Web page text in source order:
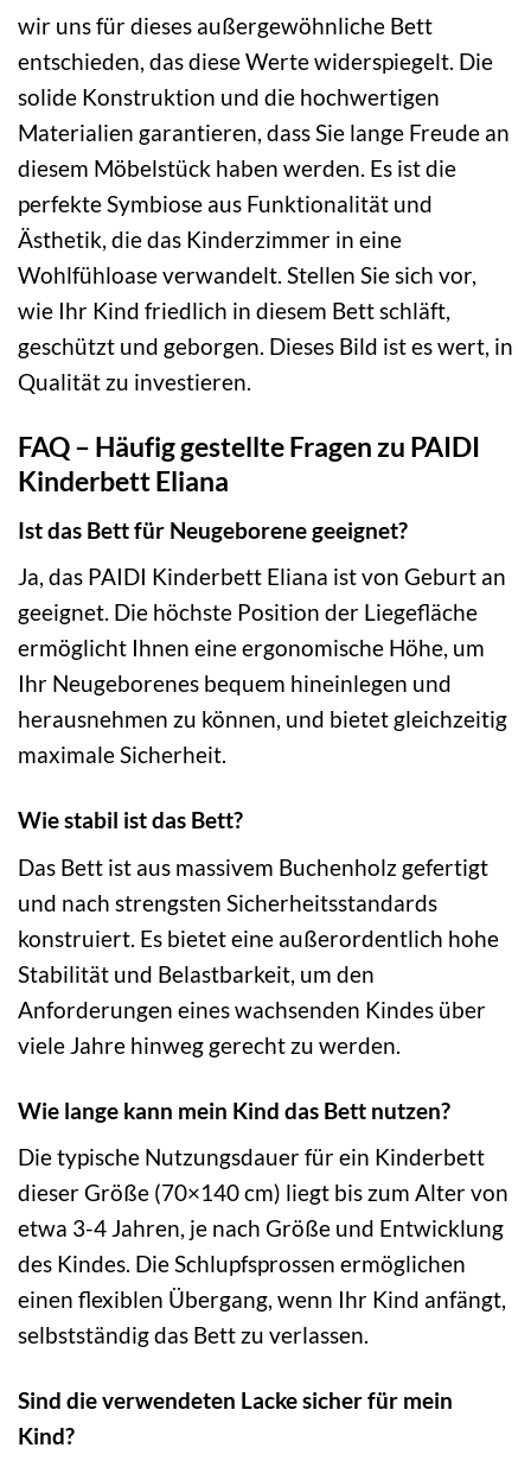
wir uns für dieses außergewöhnliche Bett
entschieden, das diese Werte widerspiegelt. Die
solide Konstruktion und die hochwertigen
Materialien garantieren, dass Sie lange Freude an
diesem Möbelstück haben werden. Es ist die
perfekte Symbiose aus Funktionalität und
Ästhetik, die das Kinderzimmer in eine
Wohlfühloase verwandelt. Stellen Sie sich vor,
wie Ihr Kind friedlich in diesem Bett schläft,
geschützt und geborgen. Dieses Bild ist es wert, in
Qualität zu investieren.
FAQ – Häufig gestellte Fragen zu PAIDI
Kinderbett Eliana
Ist das Bett für Neugeborene geeignet?
Ja, das PAIDI Kinderbett Eliana ist von Geburt an
geeignet. Die höchste Position der Liegefläche
ermöglicht Ihnen eine ergonomische Höhe, um
Ihr Neugeborenes bequem hineinlegen und
herausnehmen zu können, und bietet gleichzeitig
maximale Sicherheit.
Wie stabil ist das Bett?
Das Bett ist aus massivem Buchenholz gefertigt
und nach strengsten Sicherheitsstandards
konstruiert. Es bietet eine außerordentlich hohe
Stabilität und Belastbarkeit, um den
Anforderungen eines wachsenden Kindes über
viele Jahre hinweg gerecht zu werden.
Wie lange kann mein Kind das Bett nutzen?
Die typische Nutzungsdauer für ein Kinderbett
dieser Größe (70×140 cm) liegt bis zum Alter von
etwa 3-4 Jahren, je nach Größe und Entwicklung
des Kindes. Die Schlupfsprossen ermöglichen
einen flexiblen Übergang, wenn Ihr Kind anfängt,
selbstständig das Bett zu verlassen.
Sind die verwendeten Lacke sicher für mein
Kind?